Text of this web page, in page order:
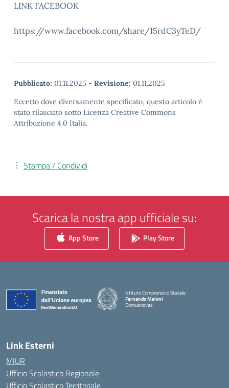
LINK FACEBOOK
https://www.facebook.com/share/15rdC3yTeD/
Pubblicato: 01.11.2025 - Revisione: 01.11.2025
Eccetto dove diversamente specificato, questo articolo è
stato rilasciato sotto Licenza Creative Commons
Attribuzione 4.0 Italia.
Stampa / Condividi
Scarica la nostra app ufficiale su:
App Store Play Store
Istituto Comprensivo Statale
Fernando Meloni
Domusnovas
Link Esterni
MIUR
Ufficio Scolastico Regionale
Ufficio Scolastico Territoriale